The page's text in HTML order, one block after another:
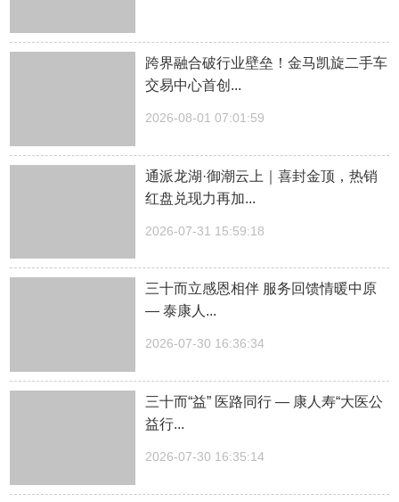
跨界融合破行业壁垒！金马凯旋二手车
交易中心首创...
2026-08-01 07:01:59
通派龙湖·御潮云上｜喜封金顶，热销
红盘兑现力再加...
2026-07-31 15:59:18
三十而立感恩相伴 服务回馈情暖中原
— 泰康人...
2026-07-30 16:36:34
三十而“益” 医路同行 — 康人寿“大医公
益行...
2026-07-30 16:35:14